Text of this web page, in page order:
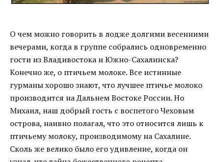
О чем можно говорить в лодже долгими весенними
вечерами, когда в группе собрались одновременно
гости из Владивостока и Южно-Сахалинска?
Конечно же, о птичьем молоке. Все истинные
гурманы хорошо знают, что лучшее птичье молоко
производится на Дальнем Востоке России. Но
Михаил, наш добрый гость с воспетого Чеховым
острова, наивно полагал, что это относится лишь к
птичьему молоку, производимому на Сахалине.
Сколь же велико было его удивление, когда он